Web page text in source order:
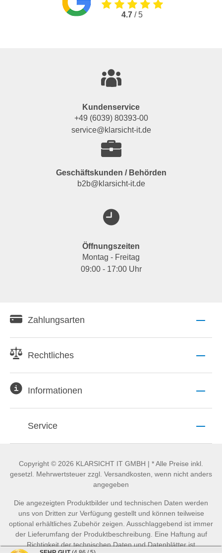
4.7 / 5
Kundenservice
+49 (6039) 80393-00
service@klarsicht-it.de
Geschäftskunden / Behörden
b2b@klarsicht-it.de
Öffnungszeiten
Montag - Freitag
09:00 - 17:00 Uhr
Zahlungsarten
Rechtliches
Informationen
Service
Copyright © 2026 KLARSICHT IT GMBH | * Alle Preise inkl.
gesetzl. Mehrwertsteuer zzgl. Versandkosten, wenn nicht anders
angegeben
Die angezeigten Produktbilder und technischen Daten werden
uns von Dritten zur Verfügung gestellt und können teilweise
optional erhältliches Zubehör zeigen. Ausschlaggebend ist immer
der Lieferumfang der Produktbeschreibung. Eine Haftung auf
Richtigkeit der technischen Daten und Datenblätter ist